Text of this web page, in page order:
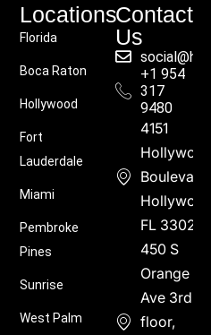
Locations
Florida
Boca Raton
Hollywood
Fort
Lauderdale
Miami
Pembroke
Pines
Sunrise
West Palm
Contact
Us
+1 954
317
9480
4151
Boulevard,
FL 33021
450 S
Orange
Ave 3rd
floor,